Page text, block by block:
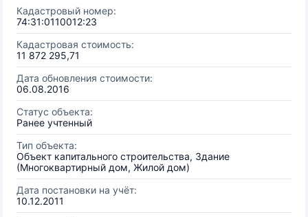
Кадастровый номер:
74:31:0110012:23
Кадастровая стоимость:
11 872 295,71
Дата обновления стоимости:
06.08.2016
Статус объекта:
Ранее учтенный
Тип объекта:
Объект капитального строительства, Здание
(Многоквартирный дом, Жилой дом)
Дата постановки на учёт:
10.12.2011